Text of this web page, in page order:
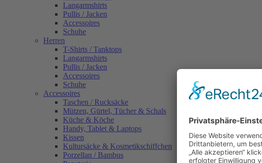
Langarmshirts
Pullis / Jacken
Accessoires
Schuhe
Herren
T-Shirts / Tanktops
Langarmshirts
Pullis / Jacken
Accessoires
Schuhe
Accessoires
Taschen / Rucksäcke
Mützen, Gürtel, Tücher & Schals
Küche & Köche
Handy, Tablet & Laptops
Kissen
Kultursäcke & Kosmetikschiffchen
Porzellan / Bambus